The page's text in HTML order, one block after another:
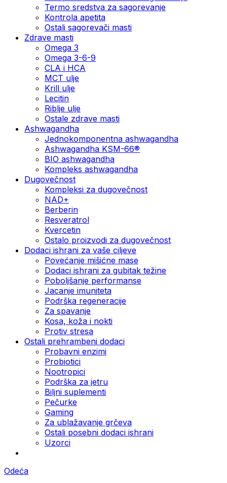
Termo sredstva za sagorevanje
Kontrola apetita
Ostali sagorevači masti
Zdrave masti
Omega 3
Omega 3-6-9
CLA i HCA
MCT ulje
Krill ulje
Lecitin
Riblje ulje
Ostale zdrave masti
Ashwagandha
Jednokomponentna ashwagandha
Ashwagandha KSM-66®
BIO ashwagandha
Kompleks ashwagandha
Dugovečnost
Kompleksi za dugovečnost
NAD+
Berberin
Resveratrol
Kvercetin
Ostalo proizvodi za dugovečnost
Dodaci ishrani za vaše ciljeve
Povećanje mišićne mase
Dodaci ishrani za gubitak težine
Poboljšanje performanse
Jacanje imuniteta
Podrška regeneracije
Za spavanje
Kosa, koža i nokti
Protiv stresa
Ostali prehrambeni dodaci
Probavni enzimi
Probiotici
Nootropici
Podrška za jetru
Biljni suplementi
Pečurke
Gaming
Za ublažavanje grčeva
Ostali posebni dodaci ishrani
Uzorci
Odeća